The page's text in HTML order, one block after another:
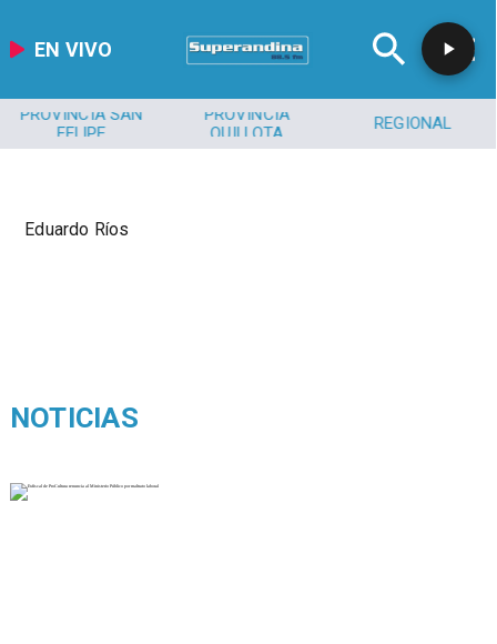
EN VIVO
PROVINCIA SAN
FELIPE
PROVINCIA
QUILLOTA
REGIONAL
Eduardo Ríos
NOTICIAS